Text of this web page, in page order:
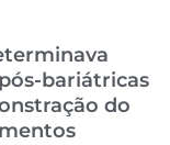
bariátricas
do